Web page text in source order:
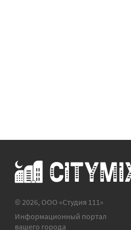
© 2026, ООО «Студия 111»
Информационный портал
вашего города